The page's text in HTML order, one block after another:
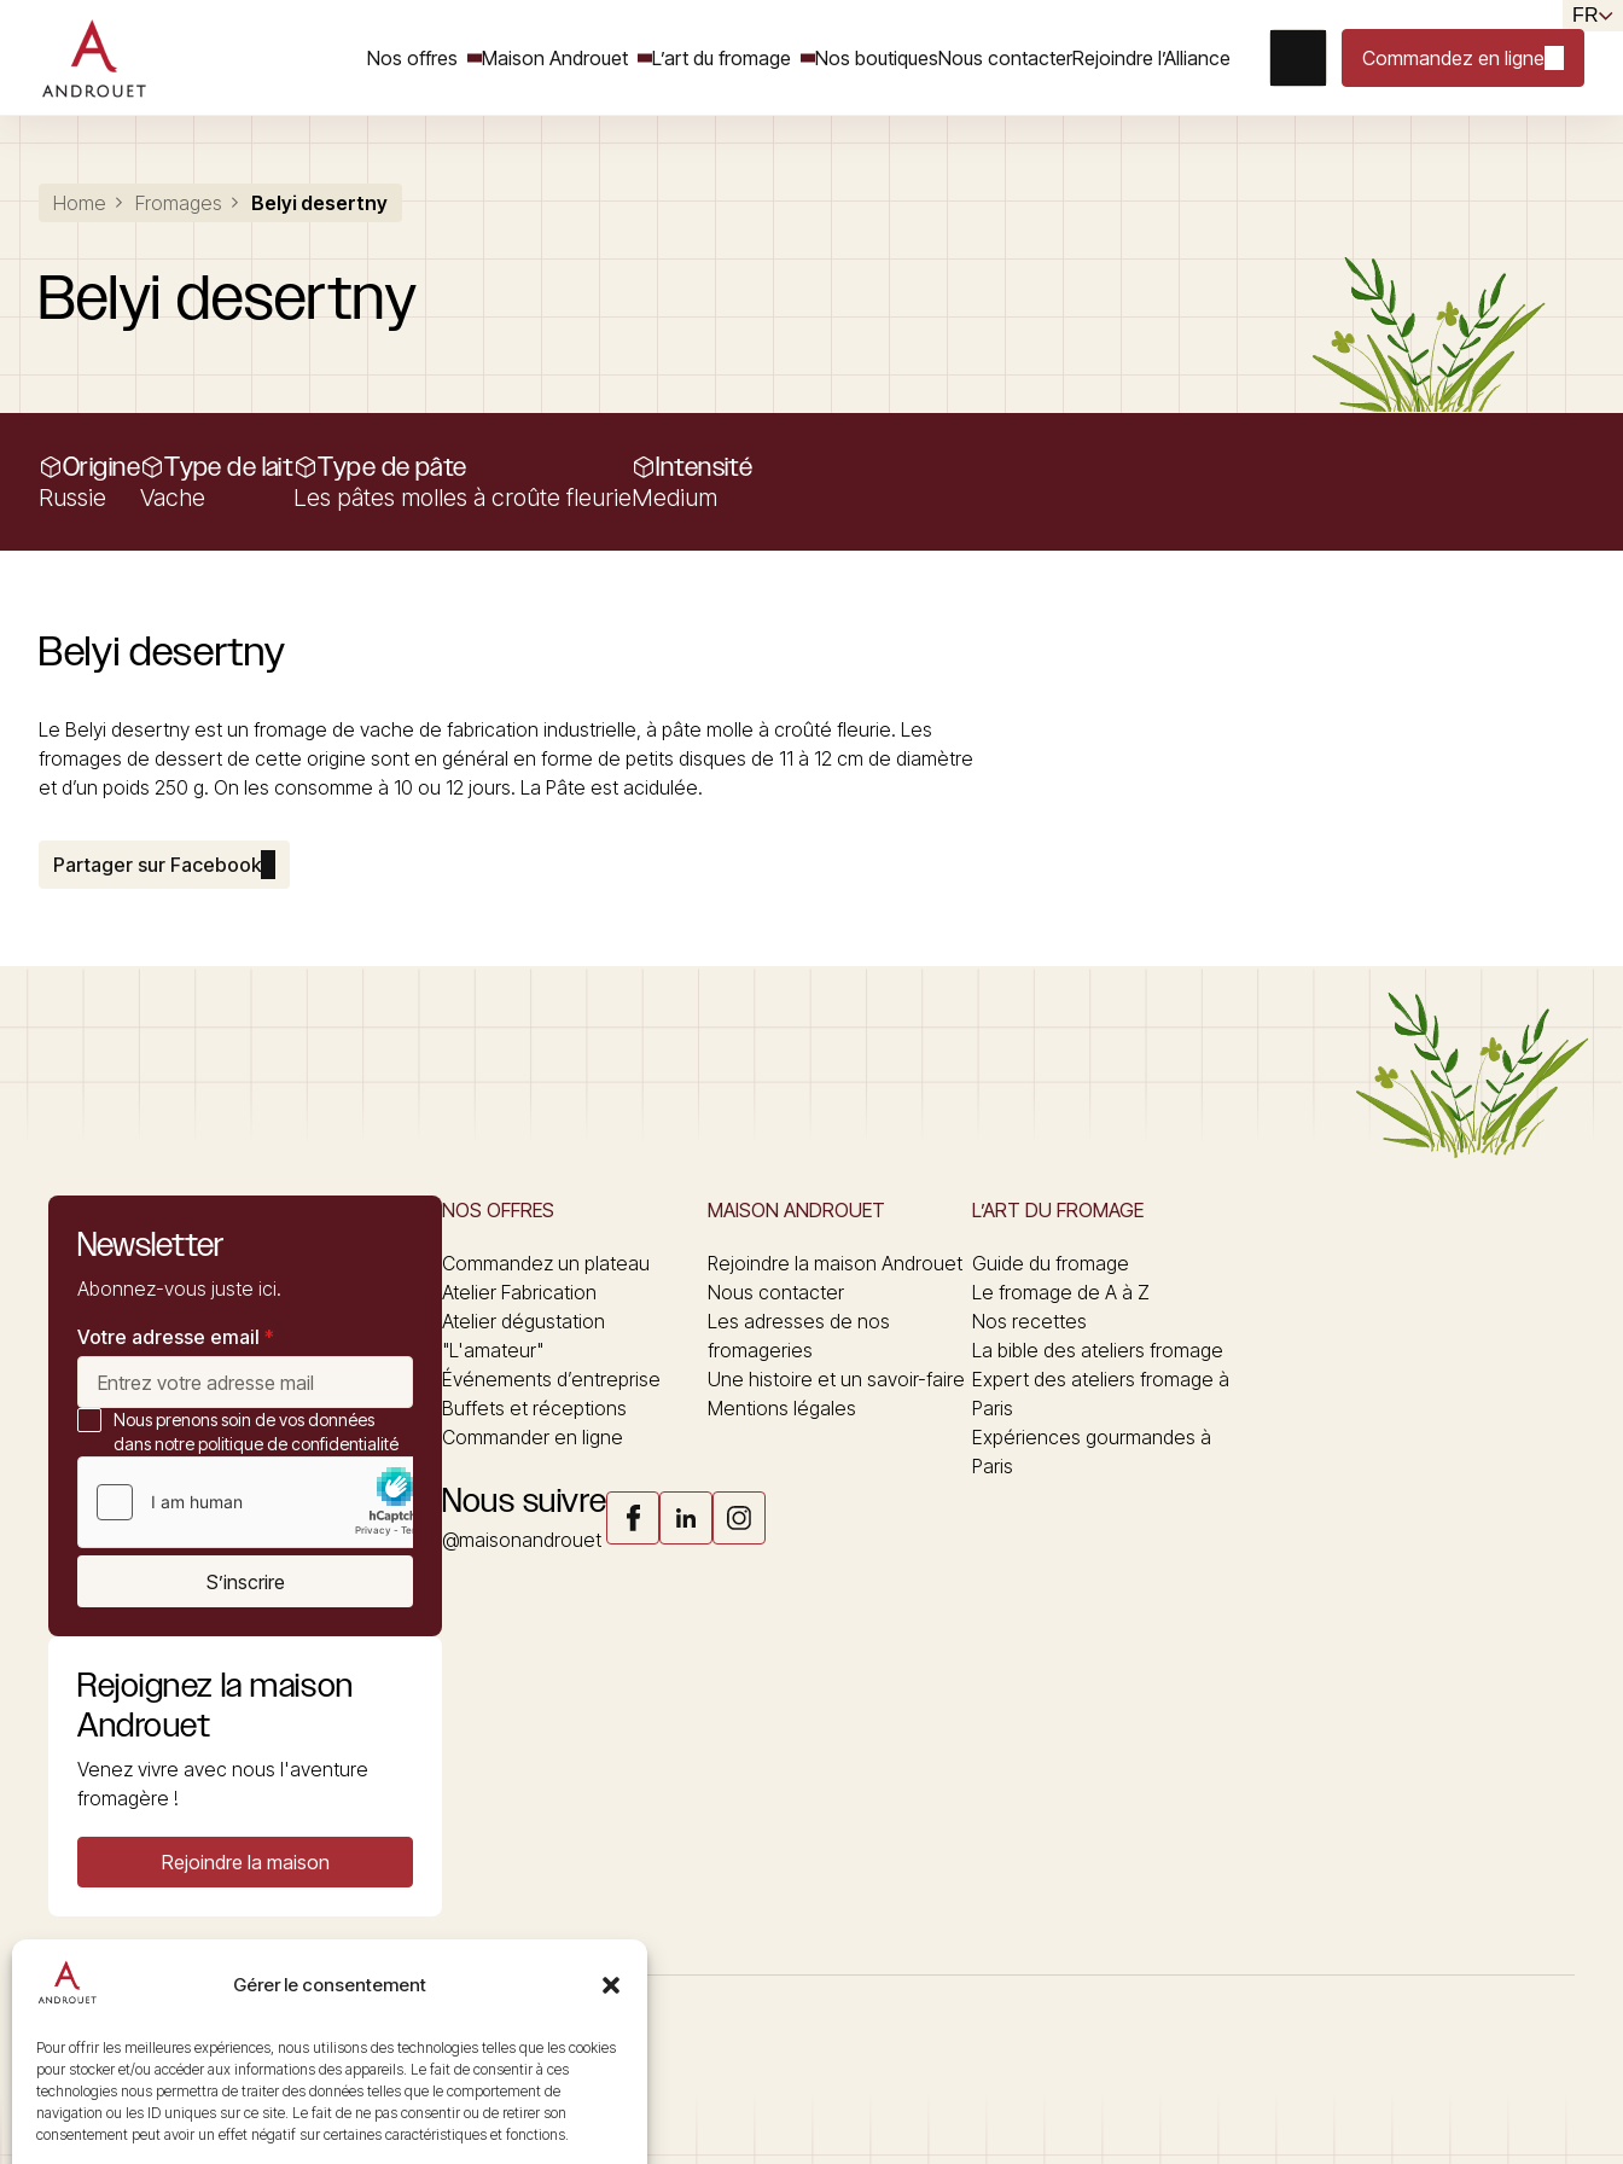
Gérer le consentement
Pour offrir les meilleures expériences, nous utilisons des technologies telles que les cookies
pour stocker et/ou accéder aux informations des appareils. Le fait de consentir à ces
technologies nous permettra de traiter des données telles que le comportement de
navigation ou les ID uniques sur ce site. Le fait de ne pas consentir ou de retirer son
consentement peut avoir un effet négatif sur certaines caractéristiques et fonctions.
Nos offres Maison Androuet L’art du fromage Nos boutiquesNous contacterRejoindre l’Alliance Commandez en ligne
FR
Rechercher un mot clé
Home Fromages Belyi desertny
Belyi desertny
Origine
Russie
Type de lait
Vache
Type de pâte
Les pâtes molles à croûte fleurie
Intensité
Medium
Belyi desertny
Le Belyi desertny est un fromage de vache de fabrication industrielle, à pâte molle à croûté fleurie. Les
fromages de dessert de cette origine sont en général en forme de petits disques de 11 à 12 cm de diamètre
et d’un poids 250 g. On les consomme à 10 ou 12 jours. La Pâte est acidulée.
Partager sur Facebook
Newsletter
Abonnez-vous juste ici.
Votre adresse email *
Nous prenons soin de vos données
dans notre politique de confidentialité
S’inscrire
Rejoignez la maison
Androuet
Venez vivre avec nous l'aventure
fromagère !
Rejoindre la maison
NOS OFFRES
Commandez un plateau
Atelier Fabrication
Atelier dégustation
"L'amateur"
Événements d’entreprise
Buffets et réceptions
Commander en ligne
MAISON ANDROUET
Rejoindre la maison Androuet
Nous contacter
Les adresses de nos
fromageries
Une histoire et un savoir-faire
Mentions légales
L’ART DU FROMAGE
Guide du fromage
Le fromage de A à Z
Nos recettes
La bible des ateliers fromage
Expert des ateliers fromage à
Paris
Expériences gourmandes à
Paris
Nous suivre
@maisonandrouet